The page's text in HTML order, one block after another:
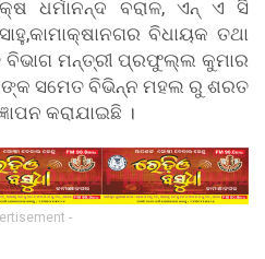
ଧର୍ମାନନ୍ଦ ବରାଳ, ଏନ୍ ଏ ସି
ବିଧାୟକ ତଥା
ବିଭାଗ ମନ୍ତ୍ରୀ ପ୍ରଫୁଲ୍ଲ କୁମାର
ଙ୍କ ସମେତ ବିଭିନ୍ନ ମହଲ ରୁ ଶରତ
କରାଯାଇଛି ।
-